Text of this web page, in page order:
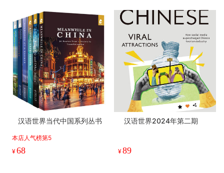
汉语世界当代中国系列丛书
本店人气榜第5
¥68
汉语世界2024年第二期
¥89